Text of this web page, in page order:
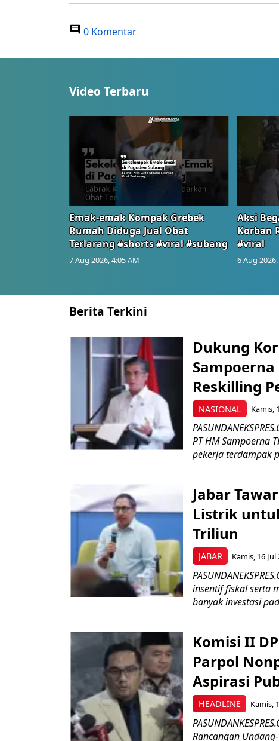
0 Komentar
Video Terbaru
Emak-emak Kompak Grebek
Rumah Diduga Jual Obat
Terlarang #shorts #viral #subang
7 Aug 2026, 4:05 AM
Aksi
Korban
#viral
6 Aug
Berita Terkini
NASIONAL
Dukung
Reskilling
Kamis,
PT HM Sampoerna
pekerja terdampak
JABAR
Jabar
Listrik
Triliun
Kamis, 16 Jul
insentif fiskal serta
banyak investasi
HEADLINE
Komisi II
Parpol
Aspirasi
Kamis,
Rancangan